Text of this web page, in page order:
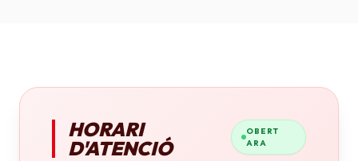
HORARI
D'ATENCIÓ
OBERT
ARA